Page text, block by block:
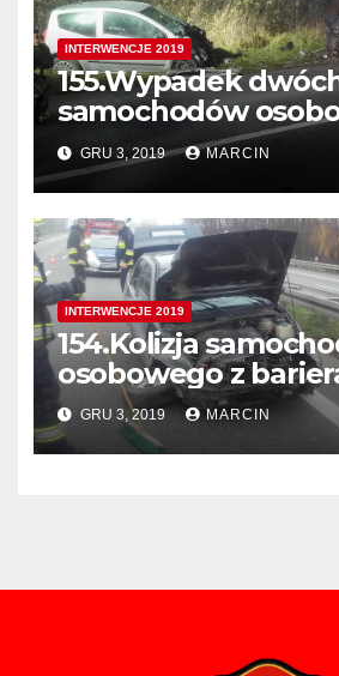
INTERWENCJE 2019
155.Wypadek
samochodów
Balicach ul.
GRU 3, 2019 MARCIN
INTERWENCJE 2019
154.Kolizja samochodu
osobowego z
405 km. w Kierunku
GRU 3, 2019 MARCIN